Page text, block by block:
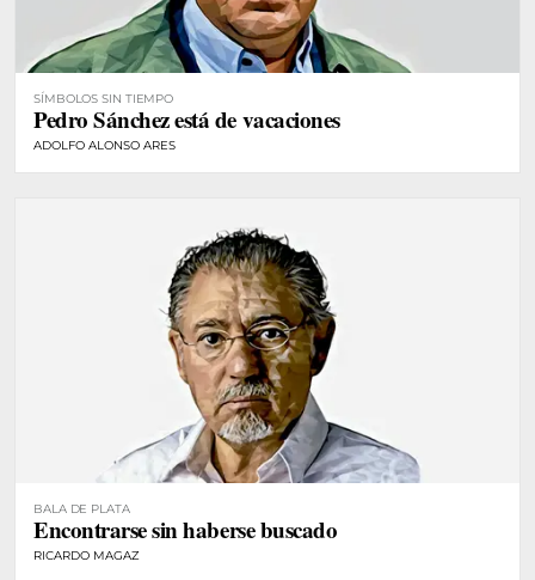
SÍMBOLOS SIN TIEMPO
Pedro Sánchez está de vacaciones
ADOLFO ALONSO ARES
BALA DE PLATA
Encontrarse sin haberse buscado
RICARDO MAGAZ